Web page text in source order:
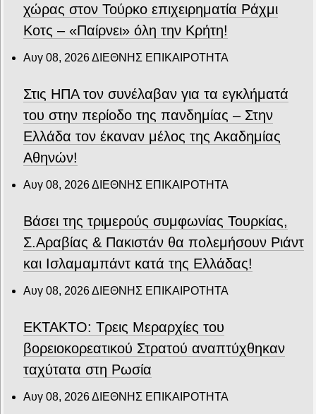
χώρας στον Τούρκο επιχειρηματία Ράχμι
Κοτς – «Παίρνει» όλη την Κρήτη!
Αυγ 08, 2026ΔΙΕΘΝΗΣ ΕΠΙΚΑΙΡΟΤΗΤΑ
Στις ΗΠΑ τον συνέλαβαν για τα εγκλήματά
του στην περίοδο της πανδημίας – Στην
Ελλάδα τον έκαναν μέλος της Ακαδημίας
Αθηνών!
Αυγ 08, 2026ΔΙΕΘΝΗΣ ΕΠΙΚΑΙΡΟΤΗΤΑ
Βάσει της τριμερούς συμφωνίας Τουρκίας,
Σ.Αραβίας & Πακιστάν θα πολεμήσουν Ριάντ
και Ισλαμαμπάντ κατά της Ελλάδας!
Αυγ 08, 2026ΔΙΕΘΝΗΣ ΕΠΙΚΑΙΡΟΤΗΤΑ
ΕΚΤΑΚΤΟ: Τρεις Μεραρχίες του
βορειοκορεατικού Στρατού αναπτύχθηκαν
ταχύτατα στη Ρωσία
Αυγ 08, 2026ΔΙΕΘΝΗΣ ΕΠΙΚΑΙΡΟΤΗΤΑ